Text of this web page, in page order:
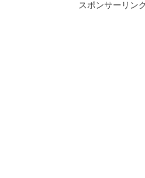
スポンサーリンク